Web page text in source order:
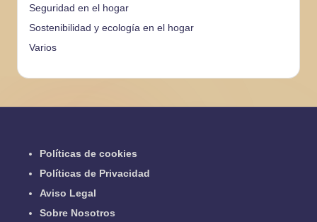
Seguridad en el hogar
Sostenibilidad y ecología en el hogar
Varios
Políticas de cookies
Políticas de Privacidad
Aviso Legal
Sobre Nosotros